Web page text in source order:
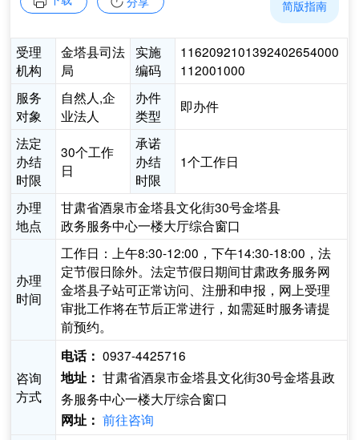
受理
机构
金塔县司法
局
实施
编码
1162092101392402654000
112001000
服务
对象
自然人,企
业法人
办件
类型
即办件
法定
办结
时限
30个工作
日
承诺
办结
时限
1个工作日
办理
地点
甘肃省酒泉市金塔县文化街30号金塔县
政务服务中心一楼大厅综合窗口
办理
时间
工作日：上午8:30-12:00，下午14:30-18:00，法
定节假日除外。法定节假日期间甘肃政务服务网
金塔县子站可正常访问、注册和申报，网上受理
审批工作将在节后正常进行，如需延时服务请提
前预约。
咨询
方式
电话： 0937-4425716
地址： 甘肃省酒泉市金塔县文化街30号金塔县政
务服务中心一楼大厅综合窗口
网址： 前往咨询
简版指南